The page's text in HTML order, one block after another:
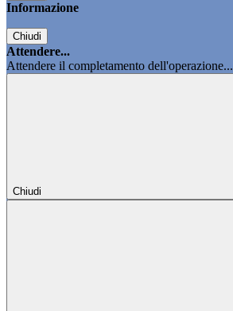
Informazione
Chiudi
Attendere...
Attendere il completamento dell'operazione...
Chiudi